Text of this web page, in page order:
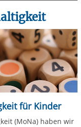
für Kinder
(MoNa) haben wir